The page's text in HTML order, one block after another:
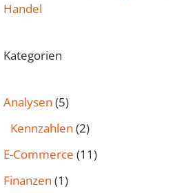
Handel
Kategorien
Analysen (5)
Kennzahlen (2)
E-Commerce (11)
Finanzen (1)